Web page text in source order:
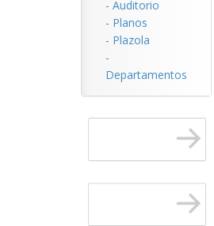
- Auditorio
- Planos
- Plazola
-
Departamentos